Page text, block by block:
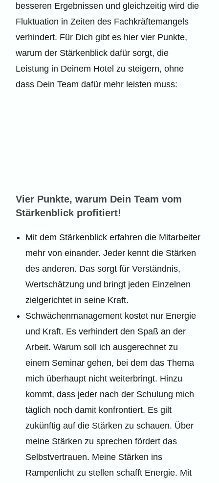
besseren Ergebnissen und gleichzeitig wird die
Fluktuation in Zeiten des Fachkräftemangels
verhindert. Für Dich gibt es hier vier Punkte,
warum der Stärkenblick dafür sorgt, die
Leistung in Deinem Hotel zu steigern, ohne
dass Dein Team dafür mehr leisten muss:
Vier Punkte, warum Dein Team vom
Stärkenblick profitiert!
Mit dem Stärkenblick erfahren die Mitarbeiter
mehr von einander. Jeder kennt die Stärken
des anderen. Das sorgt für Verständnis,
Wertschätzung und bringt jeden Einzelnen
zielgerichtet in seine Kraft.
Schwächenmanagement kostet nur Energie
und Kraft. Es verhindert den Spaß an der
Arbeit. Warum soll ich ausgerechnet zu
einem Seminar gehen, bei dem das Thema
mich überhaupt nicht weiterbringt. Hinzu
kommt, dass jeder nach der Schulung mich
täglich noch damit konfrontiert. Es gilt
zukünftig auf die Stärken zu schauen. Über
meine Stärken zu sprechen fördert das
Selbstvertrauen. Meine Stärken ins
Rampenlicht zu stellen schafft Energie. Mit